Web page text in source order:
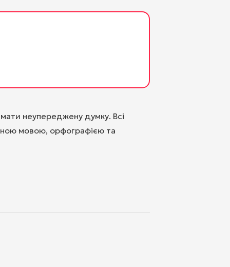
неупереджену думку. Всі
мовою, орфографією та